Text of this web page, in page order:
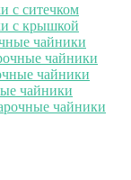
с ситечком
с крышкой
чайники
чайники
чайники
чайники
чайники